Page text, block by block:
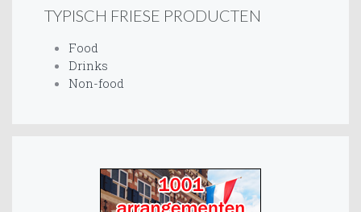
TYPISCH FRIESE PRODUCTEN
Food
Drinks
Non-food